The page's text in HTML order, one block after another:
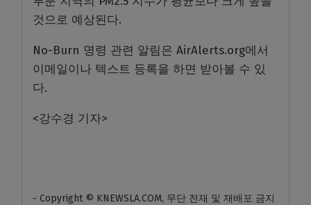
것으로 예상된다.
No-Burn 명령 관련 알림은 AirAlerts.org에서
이메일이나 텍스트 등록을 하면 받아볼 수 있
다.
<강수경 기자>
- Copyright © KNEWSLA.COM, 무단 전재 및 재배포 금지